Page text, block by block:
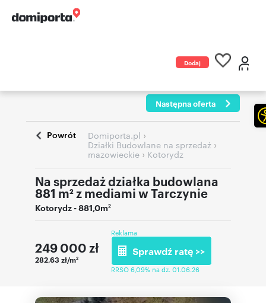
Dodaj
Następna oferta
Powrót Domiporta.pl ›
Działki Budowlane na sprzedaż ›
mazowieckie › Kotorydz
Na sprzedaż działka budowlana
881 m² z mediami w Tarczynie
Kotorydz- 881,0m2
249 000 zł
282,63 zł/m2
Reklama
Sprawdź ratę >>
RRSO 6,09% na dz. 01.06.26